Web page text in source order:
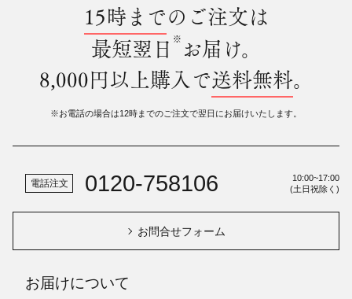
15時までのご注文は
最短翌日 ※ お届け。
8,000円以上購入で送料無料。
※お電話の場合は12時までのご注文で翌日にお届けいたします。
電話注文 0120-758106
10:00~17:00
(土日祝除く)
お問合せフォーム
お届けについて